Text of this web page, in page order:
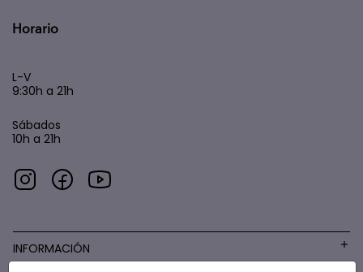
Horario
L-V
9:30h a 21h
Sábados
10h a 21h
INFORMACIÓN